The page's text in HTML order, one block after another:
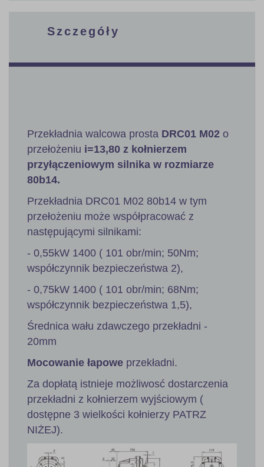
Szczegóły
Przekładnia walcowa prosta DRC01 M02 o
przełożeniu i=13,80 z kołnierzem
przyłączeniowym silnika w rozmiarze
80b14.
Przekładnia DRC01 M02 80b14 w tym
przełożeniu może współpracować z
następującymi silnikami:
- 0,55kW 1400 ( 101 obr/min; 50Nm;
współczynnik bezpieczeństwa 2),
- 0,75kW 1400 ( 101 obr/min; 68Nm;
współczynnik bezpieczeństwa 1,5),
Średnica wału zdawczego przekładni -
20mm
Mocowanie łapowe przekładni.
Za dopłatą istnieje możliwosć dostarczenia
przekładni z kołnierzem wyjściowym (
dostępne 3 wielkości kołnierzy PATRZ
NIŻEJ).